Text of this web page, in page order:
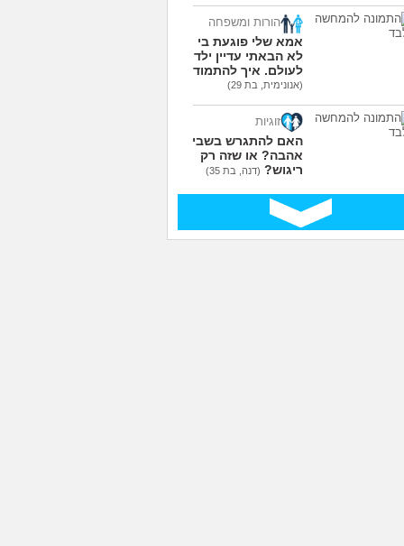
הורות ומשפחה
אמא שלי פוגעת בי כי
לא הבאתי עדיין ילדים
לעולם. איך להתמודד?
(אנונימית, בת 29)
זוגיות
האם להתגרש בשביל
אהבה? או שזה רק
ריגוש? (דנה, בת 35)